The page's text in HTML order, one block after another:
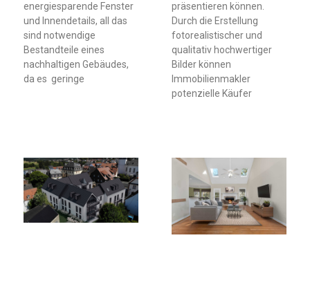
energiesparende Fenster
und Innendetails, all das
sind notwendige
Bestandteile eines
nachhaltigen Gebäudes,
da es geringe
präsentieren können.
Durch die Erstellung
fotorealistischer und
qualitativ hochwertiger
Bilder können
Immobilienmakler
potenzielle Käufer